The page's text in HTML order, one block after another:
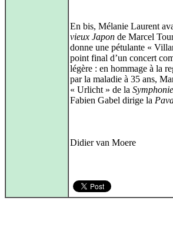
En bis, Mélanie Laurent
vieux Japon de Marcel
donne une pétulante «
point final d’un concert
légère : en hommage à la
par la maladie à 35 ans,
« Urlicht » de la
Fabien Gabel dirige la
Didier van Moere